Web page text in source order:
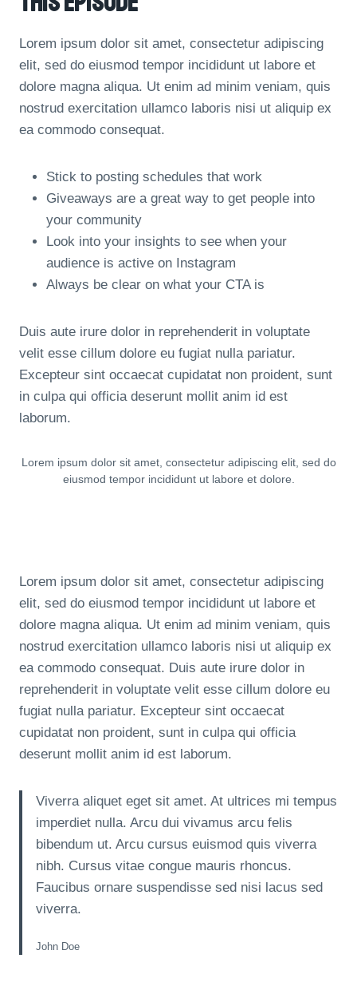
Lorem ipsum dolor sit amet, consectetur adipiscing
elit, sed do eiusmod tempor incididunt ut labore et
dolore magna aliqua. Ut enim ad minim veniam, quis
nostrud exercitation ullamco laboris nisi ut aliquip ex
ea commodo consequat.
Stick to posting schedules that work
Giveaways are a great way to get people into
your community
Look into your insights to see when your
audience is active on Instagram
Always be clear on what your CTA is
Duis aute irure dolor in reprehenderit in voluptate
velit esse cillum dolore eu fugiat nulla pariatur.
Excepteur sint occaecat cupidatat non proident, sunt
in culpa qui officia deserunt mollit anim id est
laborum.
Lorem ipsum dolor sit amet, consectetur adipiscing elit, sed do
eiusmod tempor incididunt ut labore et dolore.
Lorem ipsum dolor sit amet, consectetur adipiscing
elit, sed do eiusmod tempor incididunt ut labore et
dolore magna aliqua. Ut enim ad minim veniam, quis
nostrud exercitation ullamco laboris nisi ut aliquip ex
ea commodo consequat. Duis aute irure dolor in
reprehenderit in voluptate velit esse cillum dolore eu
fugiat nulla pariatur. Excepteur sint occaecat
cupidatat non proident, sunt in culpa qui officia
deserunt mollit anim id est laborum.
Viverra aliquet eget sit amet. At ultrices mi tempus
imperdiet nulla. Arcu dui vivamus arcu felis
bibendum ut. Arcu cursus euismod quis viverra
nibh. Cursus vitae congue mauris rhoncus.
Faucibus ornare suspendisse sed nisi lacus sed
viverra.
John Doe